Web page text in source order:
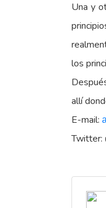
Una y
los
allí
E-mail:
Twitter: